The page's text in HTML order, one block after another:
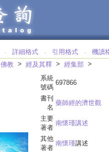
‧ 詳細格式 ‧ 引用格式 ‧
機讀
佛教 > 經及其釋 > 經集部 >
系統
號碼
697866
書刊
名
藥師經的濟世觀
主要
著者
南懷瑾講述
其他
著者
南懷瑾講述